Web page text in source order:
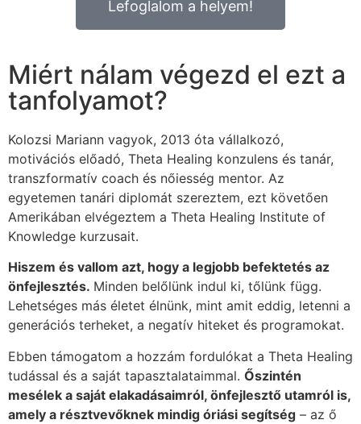
Lefoglalom a helyem!
Miért nálam végezd el ezt a
tanfolyamot?
Kolozsi Mariann vagyok, 2013 óta vállalkozó,
motivációs előadó, Theta Healing konzulens és tanár,
transzformatív coach és nőiesség mentor. Az
egyetemen tanári diplomát szereztem, ezt követően
Amerikában elvégeztem a Theta Healing Institute of
Knowledge kurzusait.
Hiszem és vallom azt, hogy a legjobb befektetés az
önfejlesztés. Minden belőlünk indul ki, tőlünk függ.
Lehetséges más életet élnünk, mint amit eddig, letenni a
generációs terheket, a negatív hiteket és programokat.
Ebben támogatom a hozzám fordulókat a Theta Healing
tudással és a saját tapasztalataimmal. Őszintén
mesélek a saját elakadásaimról, önfejlesztő utamról is,
amely a résztvevőknek mindig óriási segítség – az ő